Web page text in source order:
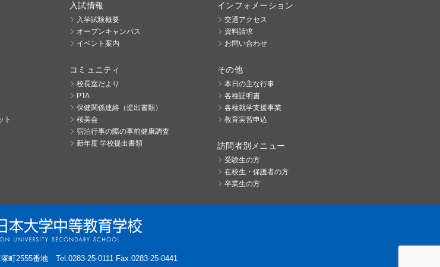
ト
入試情報
入学試験概要
オープンキャンパス
イベント案内
コミュニティ
校長室だより
PTA
保健関係連絡（提出書類）
桜美会
宿泊行事の際の事前健康調査
新年度 学校提出書類
インフォメーション
交通アクセス
資料請求
お問い合わせ
その他
本日の主な行事
各種証明書
各種就学支援事業
教育実習申込
訪問者別メニュー
受験生の方
在校生・保護者の方
卒業生の方
塚町2555番地 Tel.0283-25-0111 Fax.0283-25-0441